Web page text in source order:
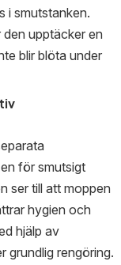
i smutstanken.
den upptäcker en
blir blöta under
för smutsigt
ser till att moppen
hygien och
hjälp av
grundlig rengöring.